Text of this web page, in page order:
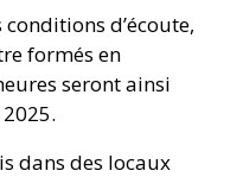
d’écoute,
formés en
seront ainsi
dans des locaux